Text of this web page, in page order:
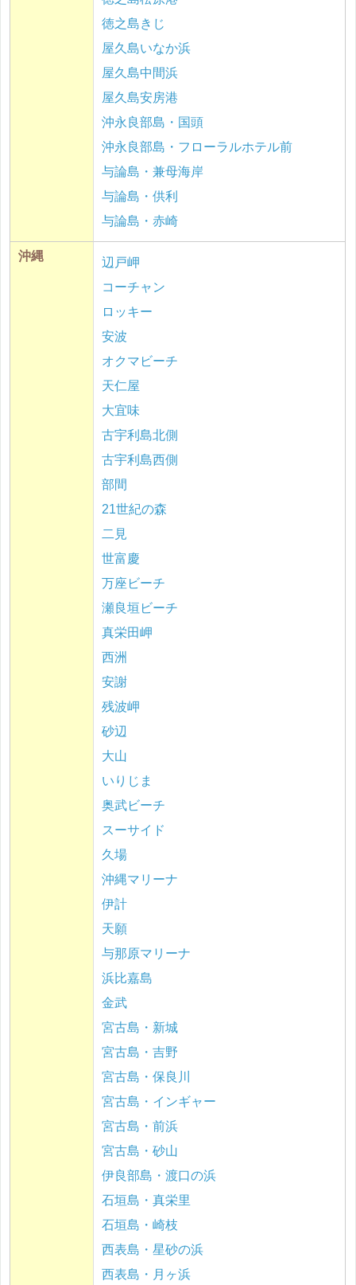
徳之島きじ
屋久島いなか浜
屋久島中間浜
屋久島安房港
沖永良部島・国頭
沖永良部島・フローラルホテル前
与論島・兼母海岸
与論島・供利
与論島・赤崎
沖縄
辺戸岬
コーチャン
ロッキー
安波
オクマビーチ
天仁屋
大宜味
古宇利島北側
古宇利島西側
部間
21世紀の森
二見
世富慶
万座ビーチ
瀬良垣ビーチ
真栄田岬
西洲
安謝
残波岬
砂辺
大山
いりじま
奥武ビーチ
スーサイド
久場
沖縄マリーナ
伊計
天願
与那原マリーナ
浜比嘉島
金武
宮古島・新城
宮古島・吉野
宮古島・保良川
宮古島・インギャー
宮古島・前浜
宮古島・砂山
伊良部島・渡口の浜
石垣島・真栄里
石垣島・崎枝
西表島・星砂の浜
西表島・月ヶ浜